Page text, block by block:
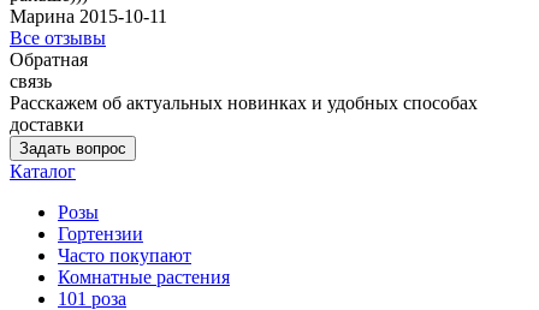
Марина 2015-10-11
Все отзывы
Обратная
связь
Расскажем об актуальных новинках и удобных способах
доставки
Задать вопрос
Каталог
Розы
Гортензии
Часто покупают
Комнатные растения
101 роза